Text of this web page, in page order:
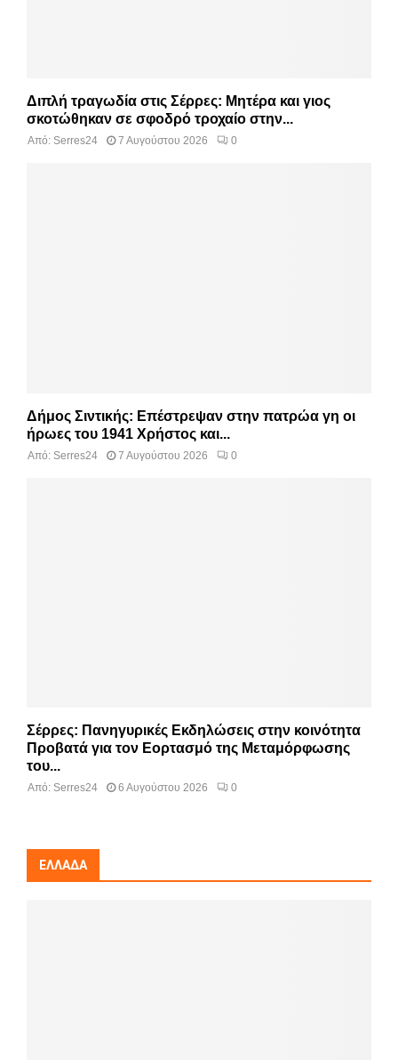
Διπλή τραγωδία στις Σέρρες: Μητέρα και γιος
σκοτώθηκαν σε σφοδρό τροχαίο στην...
Από: Serres24 7 Αυγούστου 2026 0
Δήμος Σιντικής: Επέστρεψαν στην πατρώα γη οι
ήρωες του 1941 Χρήστος και...
Από: Serres24 7 Αυγούστου 2026 0
Σέρρες: Πανηγυρικές Εκδηλώσεις στην κοινότητα
Προβατά για τον Εορτασμό της Μεταμόρφωσης
του...
Από: Serres24 6 Αυγούστου 2026 0
ΕΛΛΆΔΑ